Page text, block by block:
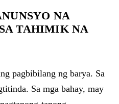
NA
TAHIMIK NA
pagbibilang ng barya. Sa
Sa mga bahay, may